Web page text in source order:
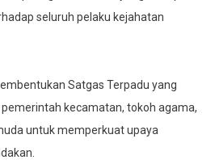
seluruh pelaku kejahatan
Satgas Terpadu yang
kecamatan, tokoh agama,
untuk memperkuat upaya